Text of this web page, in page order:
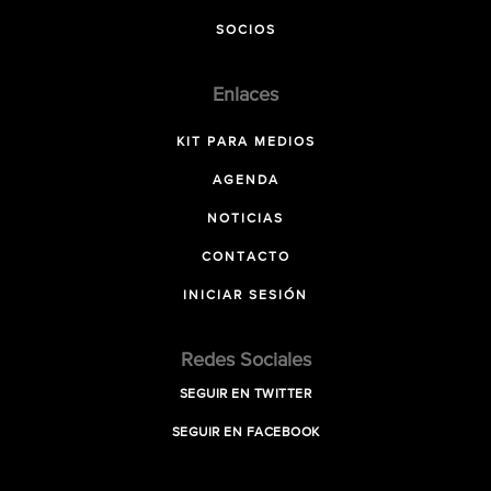
SOCIOS
Enlaces
KIT PARA MEDIOS
AGENDA
NOTICIAS
CONTACTO
INICIAR SESIÓN
Redes Sociales
SEGUIR EN TWITTER
SEGUIR EN FACEBOOK